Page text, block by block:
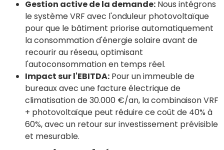
Gestion active de la demande: Nous intégrons
le système VRF avec l'onduleur photovoltaïque
pour que le bâtiment priorise automatiquement
la consommation d'énergie solaire avant de
recourir au réseau, optimisant
l'autoconsommation en temps réel.
Impact sur l'EBITDA: Pour un immeuble de
bureaux avec une facture électrique de
climatisation de 30.000 €/an, la combinaison VRF
+ photovoltaïque peut réduire ce coût de 40% à
60%, avec un retour sur investissement prévisible
et mesurable.